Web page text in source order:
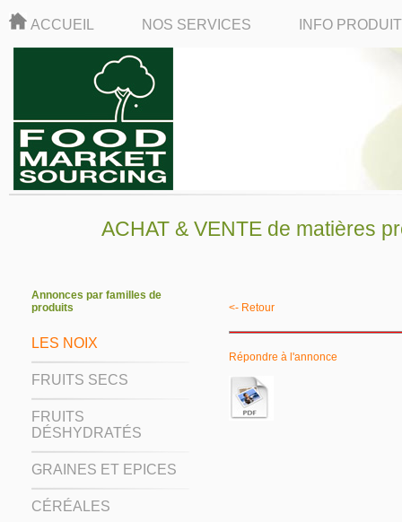
ACCUEIL NOS SERVICES INFO
ACHAT & VENTE de matières
Annonces par familles de
produits
LES NOIX
FRUITS SECS
FRUITS
DÉSHYDRATÉS
GRAINES ET EPICES
CÉRÉALES
<- Retour
Répondre à l'annonce